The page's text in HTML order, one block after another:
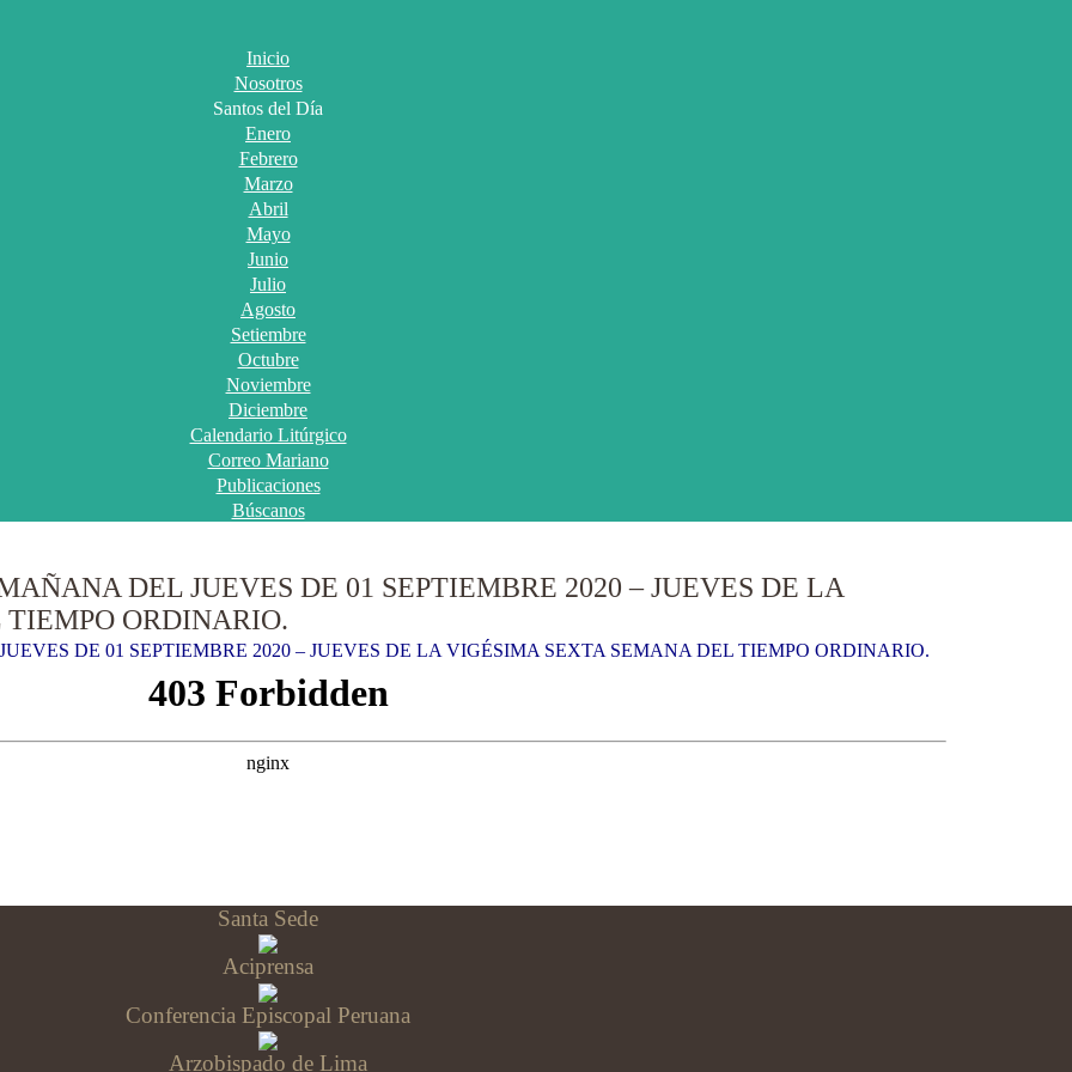
Inicio
Nosotros
Santos del Día
Enero
Febrero
Marzo
Abril
Mayo
Junio
Julio
Agosto
Setiembre
Octubre
Noviembre
Diciembre
Calendario Litúrgico
Correo Mariano
Publicaciones
Búscanos
DEL JUEVES DE 01 SEPTIEMBRE 2020 – JUEVES DE LA
ORDINARIO.
DE 01 SEPTIEMBRE 2020 – JUEVES DE LA VIGÉSIMA SEXTA SEMANA DEL TIEMPO ORDINARIO.
Santa Sede
Aciprensa
Conferencia Episcopal Peruana
Arzobispado de Lima